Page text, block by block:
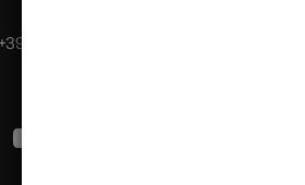
+39 0499624665
youtube